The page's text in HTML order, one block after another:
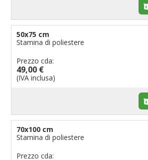
50x75 cm
Stamina di poliestere
Prezzo cda:
49,00 €
(IVA inclusa)
70x100 cm
Stamina di poliestere
Prezzo cda: